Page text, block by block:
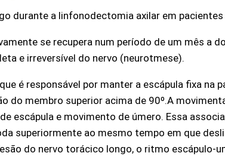
durante a linfonodectomia axilar em
se recupera num período de um mês a
e irreversível do nervo (neurotmese).
é responsável por manter a escápula fixa na
do membro superior acima de 90º.A
escápula e movimento de úmero. Essa
superiormente ao mesmo tempo em que
do nervo torácico longo, o ritmo escápulo-